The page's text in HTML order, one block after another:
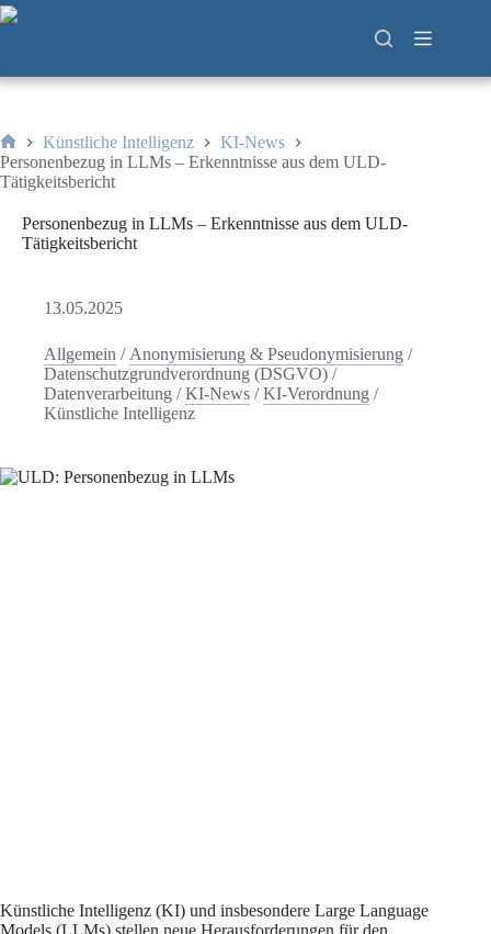
Zum
Inhalt
Start
Künstliche Intelligenz
KI-News
Personenbezug in LLMs – Erkenntnisse aus dem ULD-
Tätigkeitsbericht
Personenbezug in LLMs – Erkenntnisse aus dem ULD-
Tätigkeitsbericht
13.05.2025
Allgemein / Anonymisierung & Pseudonymisierung /
Datenschutzgrundverordnung (DSGVO) /
Datenverarbeitung /KI-News /KI-Verordnung /
Künstliche Intelligenz
Künstliche Intelligenz (KI) und insbesondere Large Language
Models (LLMs) stellen neue Herausforderungen für den